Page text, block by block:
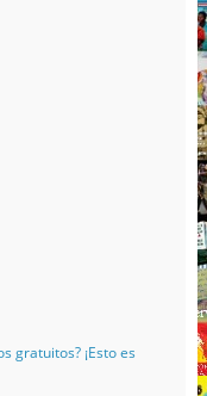
gratuitos? ¡Esto es